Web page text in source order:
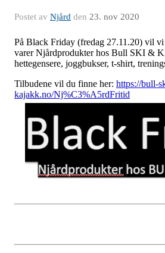
Postet av Njård den 23. nov 2020
På Black Friday (fredag 27.11.20) vil
varer Njårdprodukter hos Bull SKI &
hettegensere, joggbukser, t-shirt,
Tilbudene vil du finne her: https://bull-
kajakk.no/Nj%C3%A5rdFritid